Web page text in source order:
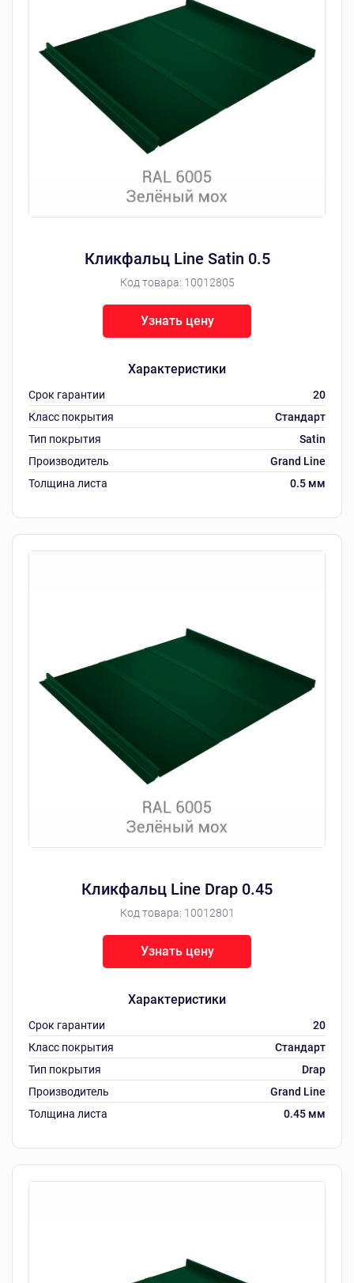
Кликфальц Line Satin 0.5
Код товара: 10012805
Характеристики
Срок гарантии
20
Класс покрытия
Стандарт
Тип покрытия
Satin
Производитель
Grand Line
Толщина листа
0.5 мм
Узнать цену
Кликфальц Line Drap 0.45
Код товара: 10012801
Характеристики
Срок гарантии
20
Класс покрытия
Стандарт
Тип покрытия
Drap
Производитель
Grand Line
Толщина листа
0.45 мм
Узнать цену